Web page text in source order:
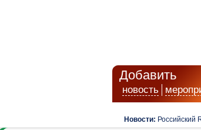
Добавить
новость
Новости: Российский